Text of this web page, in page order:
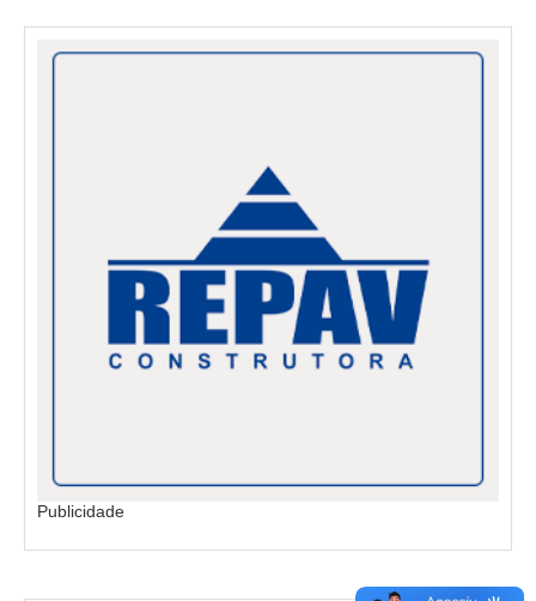
Publicidade